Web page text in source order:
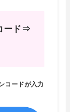
ード⇒
コードが入力